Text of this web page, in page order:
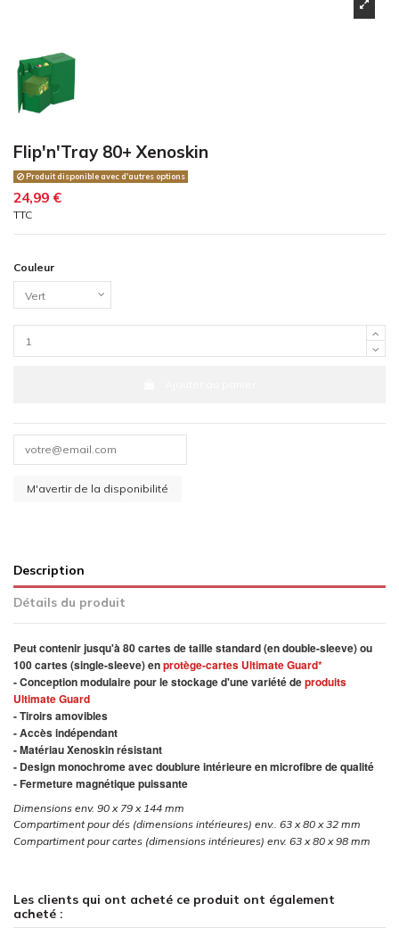
Flip'n'Tray 80+ Xenoskin
Produit disponible avec d'autres options
24,99 €
TTC
Couleur
Description
Détails du produit
Peut contenir jusqu'à 80 cartes de taille standard (en double-sleeve) ou
100 cartes (single-sleeve) enprotège-cartes Ultimate Guard*
- Conception modulaire pour le stockage d'une variété deproduits
Ultimate Guard
- Tiroirs amovibles
- Accès indépendant
- Matériau Xenoskin résistant
- Design monochrome avec doublure intérieure en microfibre de qualité
- Fermeture magnétique puissante
Dimensions env. 90 x 79 x 144 mm
Compartiment pour dés (dimensions intérieures) env.. 63 x 80 x 32 mm
Compartiment pour cartes (dimensions intérieures) env. 63 x 80 x 98 mm
Les clients qui ont acheté ce produit ont également
acheté :